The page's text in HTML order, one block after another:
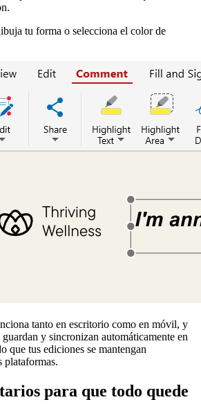
tu forma o selecciona el color de
tanto en escritorio como en móvil, y
guardan y sincronizan automáticamente en
que tus ediciones se mantengan
plataformas.
para que todo quede